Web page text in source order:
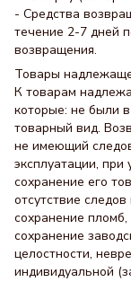
- Средства
течение 2-7 дней
возвращения.
Товары
К товарам
которые: не были
товарный вид.
не имеющий
эксплуатации, при
сохранение его
отсутствие
сохранение
сохранение
целостности,
индивидуальной